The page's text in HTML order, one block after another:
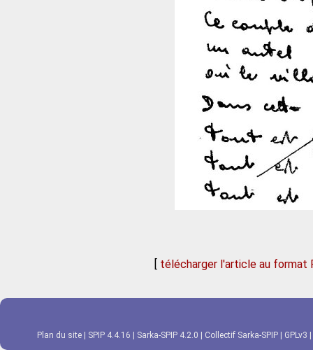
[ télécharger l'article au format
Plan du site SPIP 4.4.16 Sarka-SPIP 4.2.0 Collectif Sarka-SPIP GPLv3